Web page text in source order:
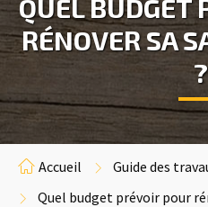
QUEL BUDGET
RÉNOVER SA
?
Accueil
Guide des
Quel budget prévoir pour